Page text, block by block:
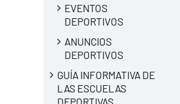
EVENTOS
DEPORTIVOS
ANUNCIOS
DEPORTIVOS
GUÍA INFORMATIVA DE
LAS ESCUELAS
DEPORTIVAS